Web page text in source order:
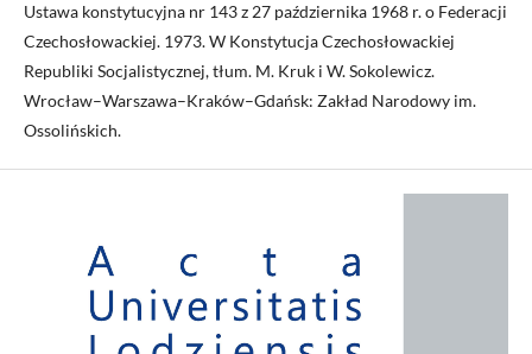
Ustawa konstytucyjna nr 143 z 27 października 1968 r. o Federacji
Czechosłowackiej. 1973. W Konstytucja Czechosłowackiej
Republiki Socjalistycznej, tłum. M. Kruk i W. Sokolewicz.
Wrocław–Warszawa–Kraków–Gdańsk: Zakład Narodowy im.
Ossolińskich.